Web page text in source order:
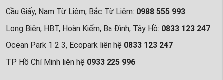
Cầu Giấy, Nam Từ Liêm, Bắc Từ Liêm: 0988 555 993
Long Biên, HBT, Hoàn Kiếm, Ba Đình, Tây Hồ: 0833 123 247
Ocean Park 1 2 3, Ecopark liên hệ 0833 123 247
TP Hồ Chí Minh liên hệ 0933 225 996